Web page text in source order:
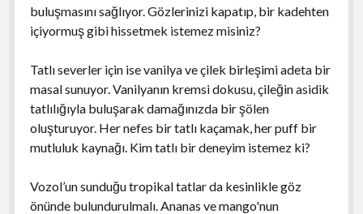
buluşmasını sağlıyor. Gözlerinizi kapatıp, bir kadehten
içiyormuş gibi hissetmek istemez misiniz?
Tatlı severler için ise vanilya ve çilek birleşimi adeta bir
masal sunuyor. Vanilyanın kremsi dokusu, çileğin asidik
tatlılığıyla buluşarak damağınızda bir şölen
oluşturuyor. Her nefes bir tatlı kaçamak, her puff bir
mutluluk kaynağı. Kim tatlı bir deneyim istemez ki?
Vozol’un sunduğu tropikal tatlar da kesinlikle göz
önünde bulundurulmalı. Ananas ve mango'nun